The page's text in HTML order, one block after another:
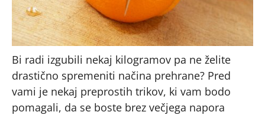
Bi radi izgubili nekaj kilogramov pa ne želite
drastično spremeniti načina prehrane? Pred
vami je nekaj preprostih trikov, ki vam bodo
pomagali, da se boste brez večjega napora